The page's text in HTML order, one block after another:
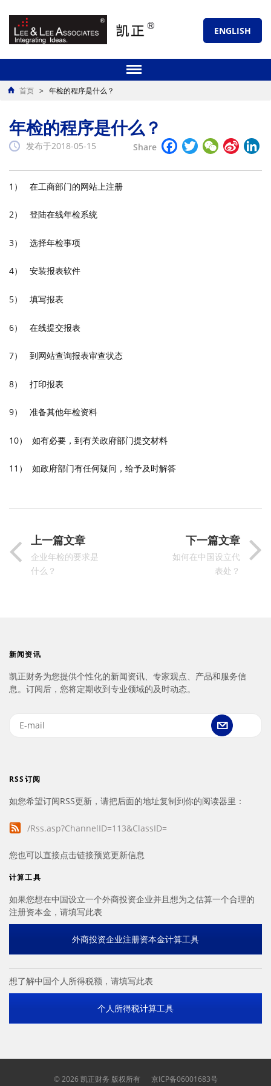
ENGLISH
首页 > 年检的程序是什么？
年检的程序是什么？
发布于2018-05-15 Share Facebook
TwitterWeChat
Sina
1） 在工商部门的网站上注册
2） 登陆在线年检系统
3） 选择年检事项
4） 安装报表软件
5） 填写报表
6） 在线提交报表
7） 到网站查询报表审查状态
8） 打印报表
9） 准备其他年检资料
10） 如有必要，到有关政府部门提交材料
11） 如政府部门有任何疑问，给予及时解答
上一篇文章
企业年检的要求是
什么？
下一篇文章
如何在中国设立代
表处？
新闻资讯
凯正财务为您提供个性化的新闻资讯、专家观点、产品和服务信
息。订阅后，您将定期收到专业领域的及时动态。
RSS订阅
如您希望订阅RSS更新，请把后面的地址复制到你的阅读器里：
/Rss.asp?ChannelID=113&ClassID=
您也可以直接点击链接预览更新信息
计算工具
如果您想在中国设立一个外商投资企业并且想为之估算一个合理的
注册资本金，请填写此表
外商投资企业注册资本金计算工具
想了解中国个人所得税额，请填写此表
个人所得税计算工具
©2026 凯正财务 版权所有 京ICP备06001683号